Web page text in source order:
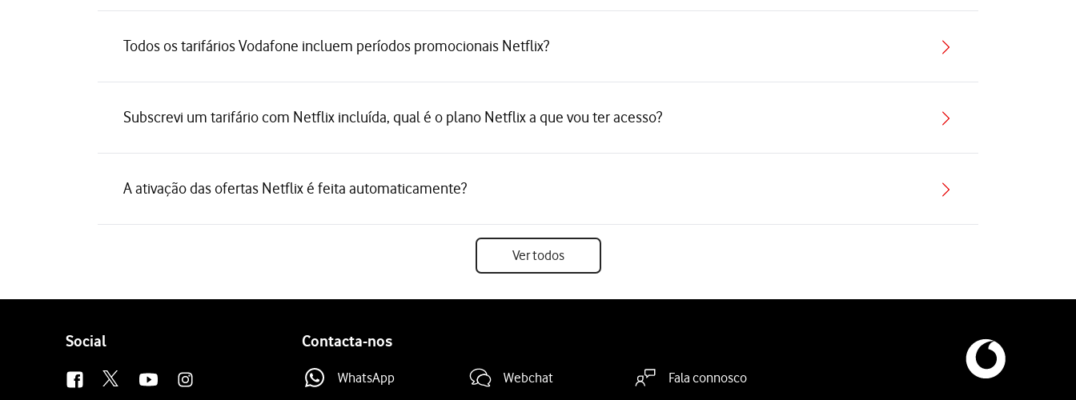
Todos os tarifários Vodafone incluem períodos promocionais Netflix?
Subscrevi um tarifário com Netflix incluída, qual é o plano Netflix a que vou ter acesso?
A ativação das ofertas Netflix é feita automaticamente?
Ver todos
Follow
Social Contacta-nos
WhatsApp Webchat Fala connosco